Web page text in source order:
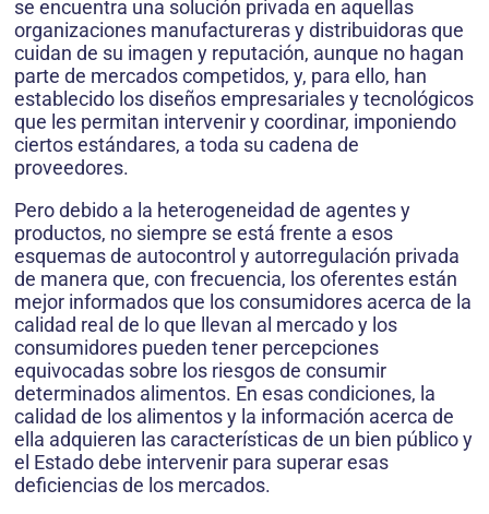
se encuentra una solución privada en aquellas
organizaciones manufactureras y distribuidoras que
cuidan de su imagen y reputación, aunque no hagan
parte de mercados competidos, y, para ello, han
establecido los diseños empresariales y tecnológicos
que les permitan intervenir y coordinar, imponiendo
ciertos estándares, a toda su cadena de
proveedores.
Pero debido a la heterogeneidad de agentes y
productos, no siempre se está frente a esos
esquemas de autocontrol y autorregulación privada
de manera que, con frecuencia, los oferentes están
mejor informados que los consumidores acerca de la
calidad real de lo que llevan al mercado y los
consumidores pueden tener percepciones
equivocadas sobre los riesgos de consumir
determinados alimentos. En esas condiciones, la
calidad de los alimentos y la información acerca de
ella adquieren las características de un bien público y
el Estado debe intervenir para superar esas
deficiencias de los mercados.